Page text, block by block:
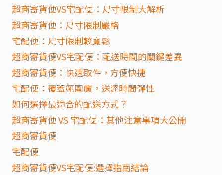
超商寄貨便VS宅配便：尺寸限制大解析
超商寄貨便：尺寸限制嚴格
宅配便：尺寸限制較寬鬆
超商寄貨便VS宅配便：配送時間的關鍵差異
超商寄貨便：快速取件，方便快捷
宅配便：覆蓋範圍廣，送達時間彈性
如何選擇最適合的配送方式？
超商寄貨便 VS 宅配便：其他注意事項大公開
超商寄貨便
宅配便
超商寄貨便VS宅配便:選擇指南結論